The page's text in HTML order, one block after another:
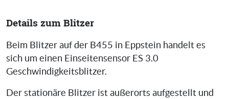
Details zum Blitzer
Beim Blitzer auf der B455 in Eppstein handelt es
sich um einen Einseitensensor ES 3.0
Geschwindigkeitsblitzer.
Der stationäre Blitzer ist außerorts aufgestellt und